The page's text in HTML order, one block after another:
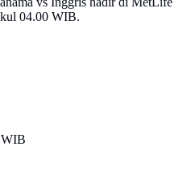
04.00 WIB.
WIB